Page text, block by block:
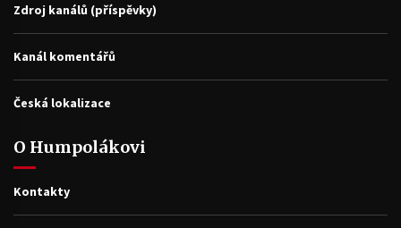
Zdroj kanálů (příspěvky)
Kanál komentářů
Česká lokalizace
O Humpolákovi
Kontakty